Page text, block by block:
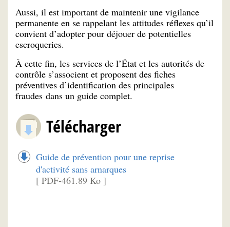
Aussi, il est important de maintenir une vigilance
permanente en se rappelant les attitudes réflexes qu’il
convient d’adopter pour déjouer de potentielles
escroqueries.
À cette fin, les services de l’État et les autorités de
contrôle s’associent et proposent des fiches
préventives d’identification des principales
fraudes dans un guide complet.
Télécharger
Guide de prévention pour une reprise
d'activité sans arnarques
[ PDF-461.89 Ko ]